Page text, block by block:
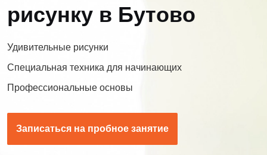
рисунку в Бутово
Удивительные рисунки
Специальная техника для начинающих
Профессиональные основы
Записаться на пробное занятие